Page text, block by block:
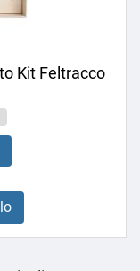
Kit Feltracco